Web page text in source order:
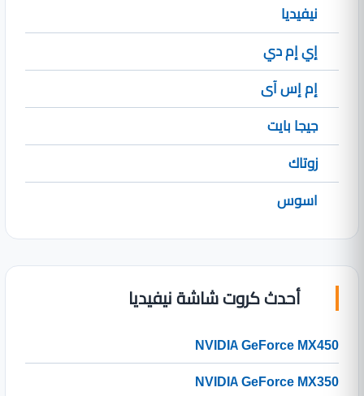
نيفيديا
إي إم دي
إم إس آى
جيجا بايت
زوتاك
اسوس
أحدث كروت شاشة نيفيديا
NVIDIA GeForce MX450
NVIDIA GeForce MX350